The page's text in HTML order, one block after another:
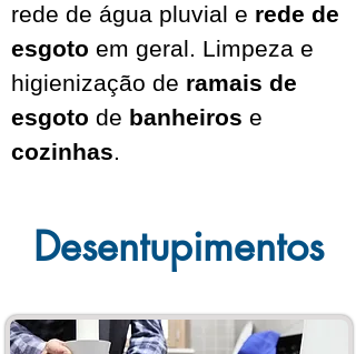
rede de água pluvial e rede de
esgoto em geral. Limpeza e
higienização de ramais de
esgoto de banheiros e
cozinhas.
Desentupimentos